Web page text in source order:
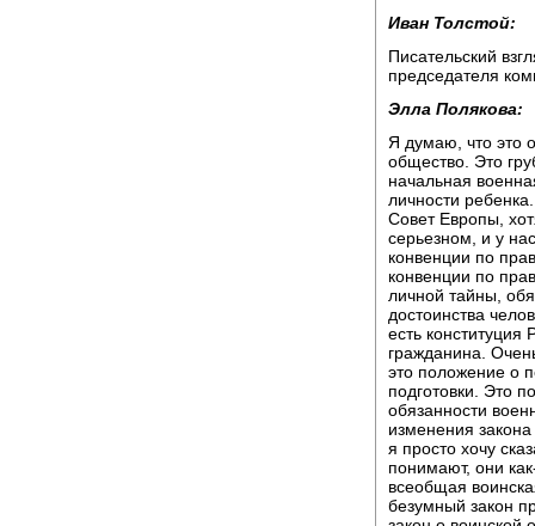
Иван Толстой:
Писательский
председателя
Элла Полякова:
Я думаю, что это
общество. Это
начальная
личности
Совет Европы,
серьезном, и у
конвенции по
конвенции по
личной тайны,
достоинства
есть
гражданина.
это положение о
подготовки. Это
обязанности
изменения
я просто хочу
понимают, они
всеобщая
безумный закон